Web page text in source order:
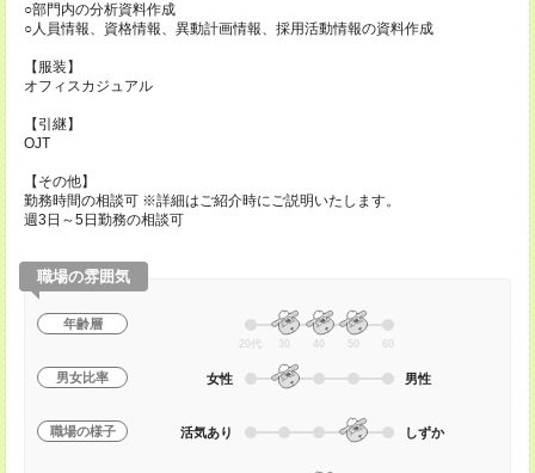
○部門内の分析資料作成
○人員情報、資格情報、異動計画情報、採用活動情報の資料作成
【服装】
オフィスカジュアル
【引継】
OJT
【その他】
勤務時間の相談可 ※詳細はご紹介時にご説明いたします。
週3日～5日勤務の相談可
職場の雰囲気
年齢層
20代 30 40 50 60
男女比率 女性 男性
職場の様子 活気あり しずか